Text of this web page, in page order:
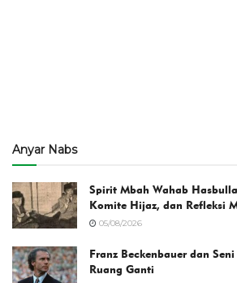
Anyar Nabs
Spirit Mbah Wahab
Komite Hijaz, dan Refleksi
05/08/2026
Franz Beckenbauer dan
Ruang Ganti